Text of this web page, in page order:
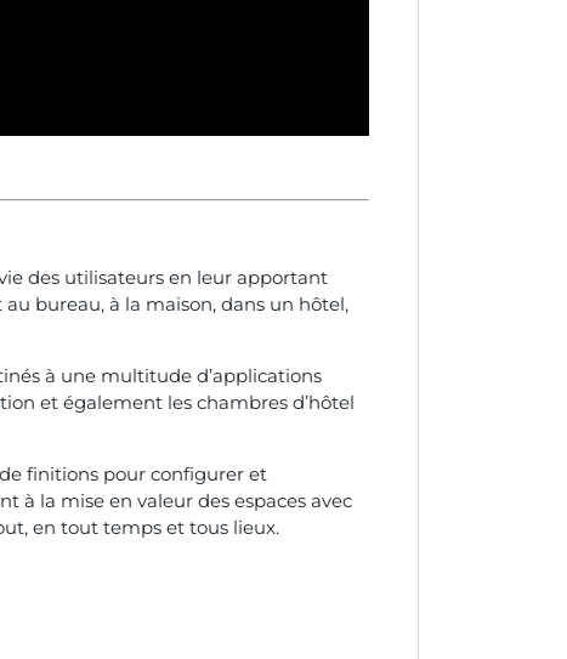
des utilisateurs en leur apportant
bureau, à la maison, dans un hôtel,
à une multitude d’applications
et également les chambres d’hôtel
finitions pour configurer et
à la mise en valeur des espaces avec
en tout temps et tous lieux.